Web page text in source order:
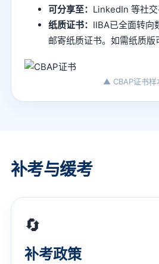
可分享至： LinkedIn 等社
纸质证书： IIBA已全面转向
邮寄纸质证书。如需纸质
▲ CBAP证书样
补考与缓考
🔄
补考政策